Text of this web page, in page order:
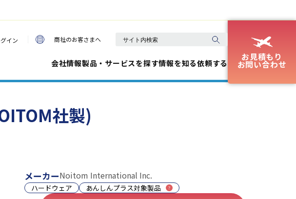
イン 商社のお客さまへ
会社情報製品・サービスを探す情報を知る依頼する
お見積もり
お問い合わせ
社製)
メーカーNoitom International Inc.
ハードウェア あんしんプラス対象製品